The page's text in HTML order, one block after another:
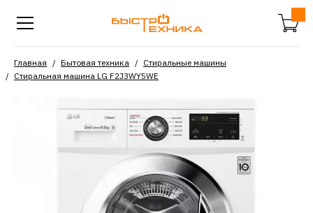
Главная Бытовая техника
Стиральные машины
Стиральная машина LG F2J3WY5WE